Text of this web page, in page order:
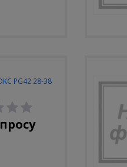
PG42 28-38